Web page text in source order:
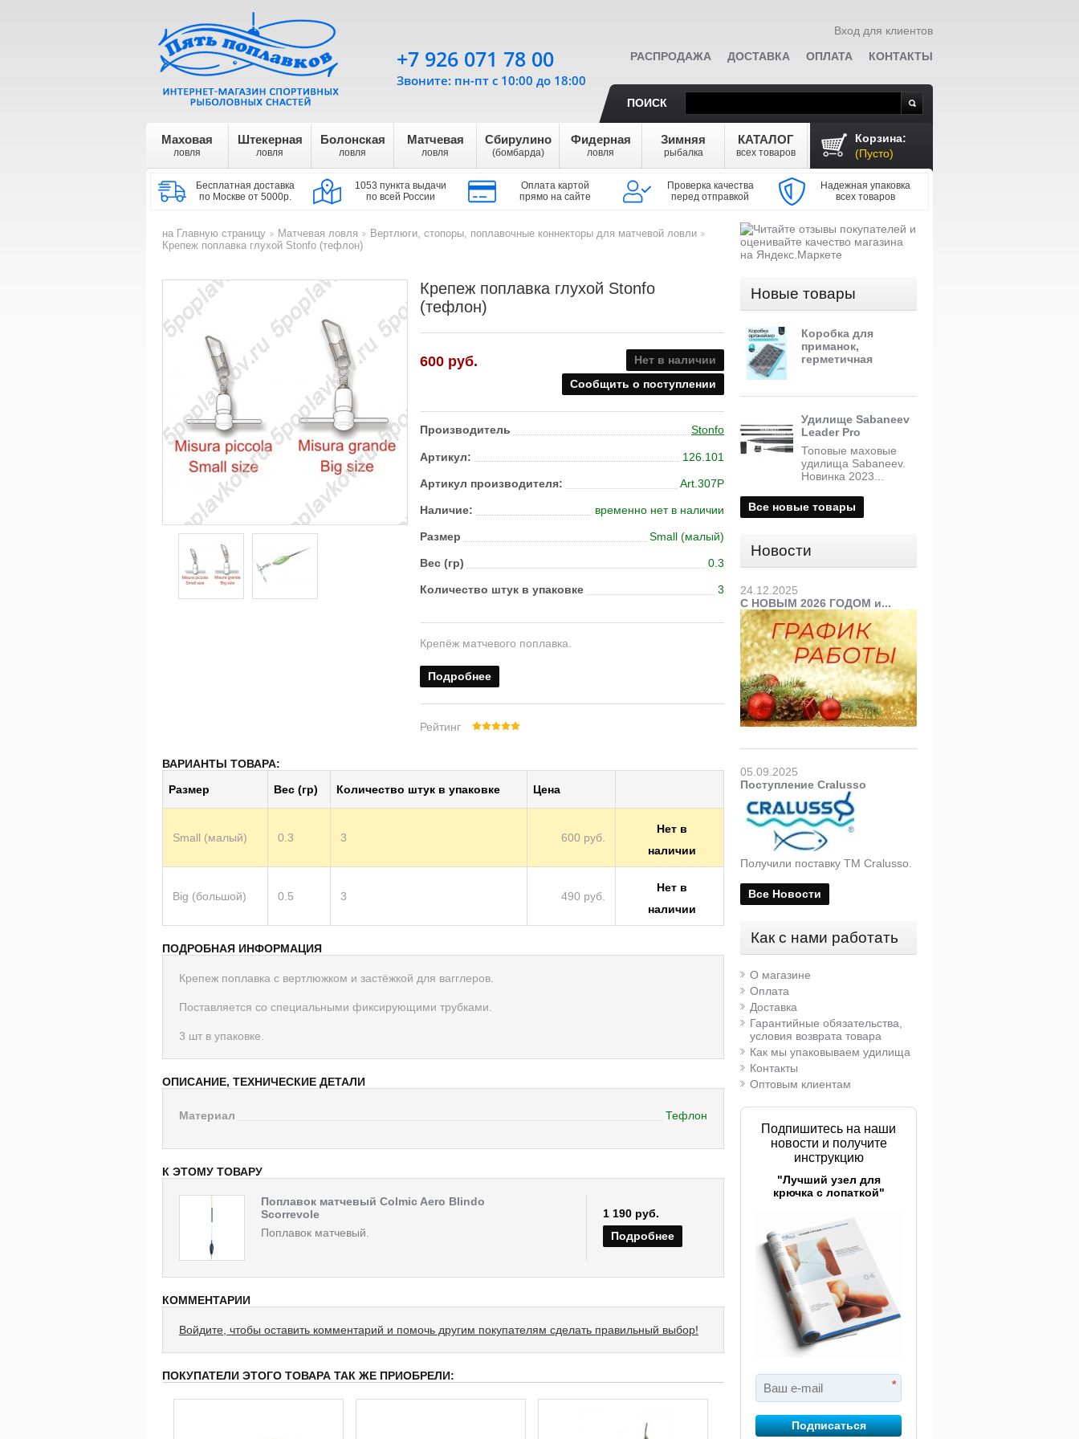
Вход для клиентов
Корзина:
(Пусто)
РАСПРОДАЖА ДОСТАВКА ОПЛАТА КОНТАКТЫ
ПОИСК
Маховая
ловля
Штекерная
ловля
Болонская
ловля
Матчевая
ловля
Сбирулино
(бомбарда)
Фидерная
ловля
Зимняя
рыбалка
КАТАЛОГ
всех товаров
Бесплатная доставка
по Москве от 5000р.
1053 пункта выдачи
по всей России
Оплата картой
прямо на сайте
Проверка качества
перед отправкой
Надежная упаковка
всех товаров
+7 926 071 78 00
Звоните: пн-пт с 10:00 до 18:00
на Главную страницу
>
Матчевая ловля
>
Вертлюги, стопоры, поплавочные коннекторы для матчевой ловли
Крепеж поплавка глухой Stonfo (тефлон)
Крепеж поплавка глухой Stonfo
(тефлон)
600 руб.
Нет в наличии
Сообщить о поступлении
Производитель Stonfo
Артикул: 126.101
Артикул производителя: Art.307P
Наличие: временно нет в наличии
Размер Small (малый)
Вес (гр) 0.3
Ко­ли­че­ство штук в упа­ков­ке 3
Крепёж матчевого поплавка.
Подробнее
Рейтинг
ВАРИАНТЫ ТОВАРА:
Размер
Вес (гр) Ко­ли­че­ство штук в упа­ков­ке Цена
Small (малый) 0.3 3 600 руб.
Нет в
наличии
Big (большой) 0.5 3 490 руб.
Нет в
наличии
ПОДРОБНАЯ ИНФОРМАЦИЯ
Крепеж поплавка с вертлюжком и застёжкой для вагглеров.
Поставляется со специальными фиксирующими трубками.
3 шт в упаковке.
ОПИСАНИЕ, ТЕХНИЧЕСКИЕ ДЕТАЛИ
Материал Тефлон
К ЭТОМУ ТОВАРУ
Поплавок матчевый Colmic Aero Blindo
Scorrevole
Поплавок матчевый.
1 190 руб.
Подробнее
КОММЕНТАРИИ
Войдите, чтобы оставить комментарий и помочь другим покупателям сделать правильный выбор!
ПОКУПАТЕЛИ ЭТОГО ТОВАРА ТАК ЖЕ ПРИОБРЕЛИ:
Новые товары
Коробка для
приманок,
герметичная
Удилище Sabaneev
Leader Pro
Топовые маховые
удилища Sabaneev.
Новинка 2023...
Все новые товары
Новости
24.12.2025
С НОВЫМ 2026 ГОДОМ и...
05.09.2025
Поступление Cralusso
Получили поставку ТМ Cralusso.
Все Новости
Как с нами работать
О магазине
Оплата
Доставка
Гарантийные обязательства,
условия возврата товара
Как мы упаковываем удилища
Контакты
Оптовым клиентам
Подпишитесь на наши
новости и получите
инструкцию
"Лучший узел для
крючка с лопаткой"
*
Подписаться